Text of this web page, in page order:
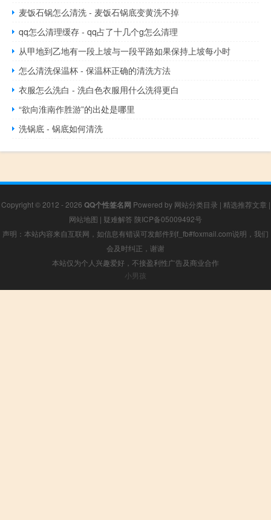
麦饭石锅怎么清洗 - 麦饭石锅底变黄洗不掉
qq怎么清理缓存 - qq占了十几个g怎么清理
从甲地到乙地有一段上坡与一段平路如果保持上坡每小时
怎么清洗保温杯 - 保温杯正确的清洗方法
衣服怎么洗白 - 洗白色衣服用什么洗得更白
“欲向淮南作胜游”的出处是哪里
洗锅底 - 锅底如何清洗
Copyright © 2012 - 2026 QQ个性签名网 Powered by 网站分类目录 | 精选推荐文章 |
网站地图 | 疑难解答 陕ICP备05009492号
声明：本站内容来自互联网，如信息有错误可发邮件到f_fb#foxmail.com说明，我们
会及时纠正，谢谢
本站仅为个人兴趣爱好，不接盈利性广告及商业合作
小男孩